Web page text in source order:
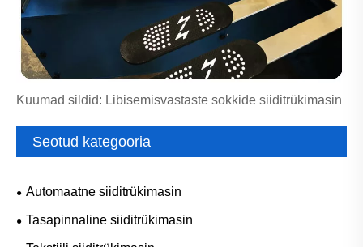
Kuumad sildid: Libisemisvastaste sokkide siiditrükimasin
Seotud kategooria
Automaatne siiditrükimasin
Tasapinnaline siiditrükimasin